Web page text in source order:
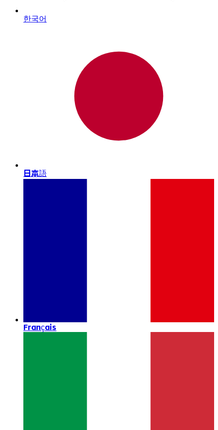
한국어
日本語
Français